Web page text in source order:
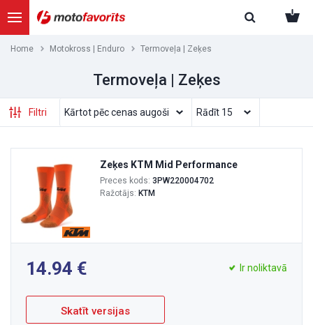
Home Motokross | Enduro Termoveļa | Zeķes
Termoveļa | Zeķes
Filtri
Zeķes KTM Mid Performance
Preces kods: 3PW220004702
Ražotājs: KTM
14.94 Ir noliktavā
Skatīt versijas